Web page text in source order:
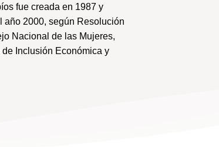
fue creada en 1987 y
año 2000, según Resolución
Nacional de las Mujeres,
Inclusión Económica y